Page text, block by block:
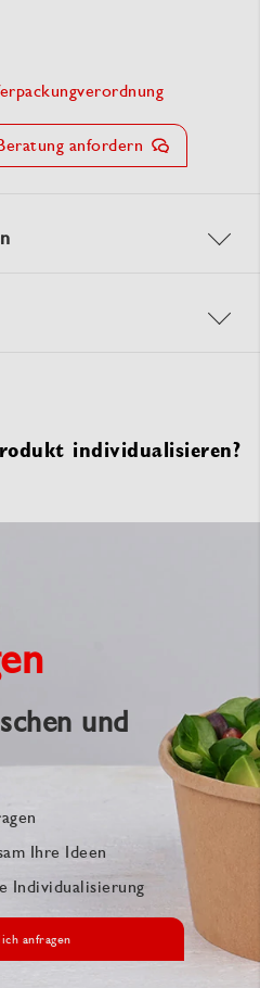
anfordern
individualisieren?
und
Ihre Ideen
Individualisierung
anfragen